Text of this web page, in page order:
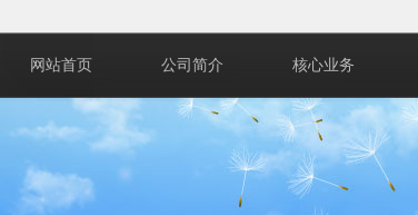
网站首页 公司简介 核心业务